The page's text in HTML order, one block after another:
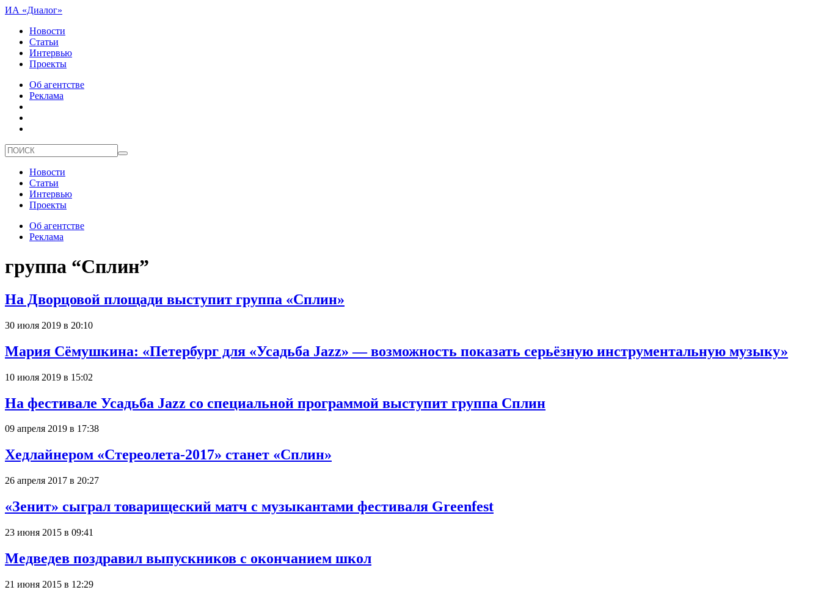
ИА «Диалог»
Новости
Статьи
Интервью
Проекты
Об агентстве
Реклама
Новости
Статьи
Интервью
Проекты
Об агентстве
Реклама
группа “Сплин”
На Дворцовой площади выступит группа «Сплин»
30 июля 2019 в 20:10
Мария Сёмушкина: «Петербург для «Усадьба Jazz» — возможность показать серьёзную инструментальную музыку»
10 июля 2019 в 15:02
На фестивале Усадьба Jazz со специальной программой выступит группа Сплин
09 апреля 2019 в 17:38
Хедлайнером «Стереолета-2017» станет «Сплин»
26 апреля 2017 в 20:27
«Зенит» сыграл товарищеский матч с музыкантами фестиваля Greenfest
23 июня 2015 в 09:41
Медведев поздравил выпускников с окончанием школ
21 июня 2015 в 12:29